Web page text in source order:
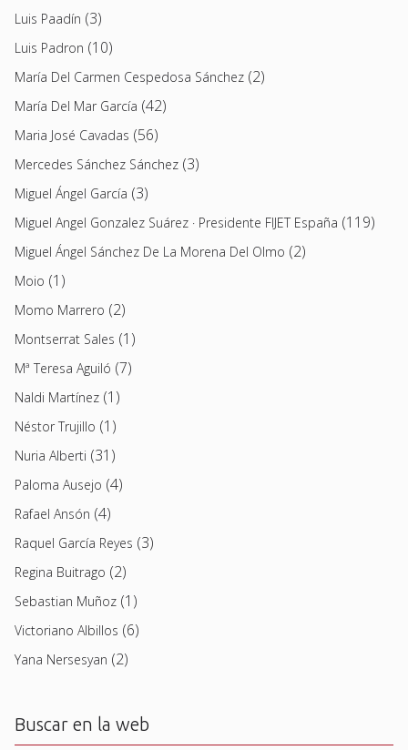
Luis Paadín (3)
Luis Padron (10)
María Del Carmen Cespedosa Sánchez (2)
María Del Mar García (42)
Maria José Cavadas (56)
Mercedes Sánchez Sánchez (3)
Miguel Ángel García (3)
Miguel Angel Gonzalez Suárez · Presidente FIJET España (119)
Miguel Ángel Sánchez De La Morena Del Olmo (2)
Moio (1)
Momo Marrero (2)
Montserrat Sales (1)
Mª Teresa Aguiló (7)
Naldi Martínez (1)
Néstor Trujillo (1)
Nuria Alberti (31)
Paloma Ausejo (4)
Rafael Ansón (4)
Raquel García Reyes (3)
Regina Buitrago (2)
Sebastian Muñoz (1)
Victoriano Albillos (6)
Yana Nersesyan (2)
Buscar en la web